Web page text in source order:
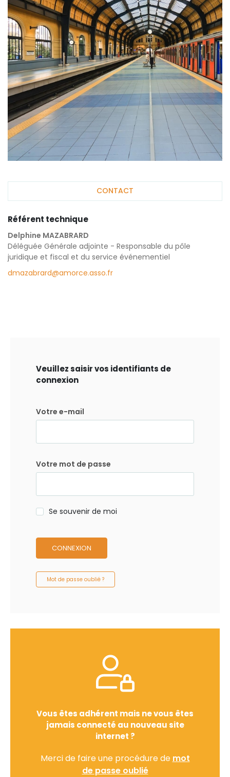
CONTACT
Référent technique
Delphine MAZABRARD
Déléguée Générale adjointe - Responsable du pôle
juridique et fiscal et du service événementiel
dmazabrard@amorce.asso.fr
Veuillez saisir vos identifiants de
connexion
Votre e-mail
Votre mot de passe
Se souvenir de moi
CONNEXION
Mot de passe oublié ?
Vous êtes adhérent mais ne vous êtes
jamais connecté au nouveau site
internet ?
Merci de faire une procédure de mot
de passe oublié